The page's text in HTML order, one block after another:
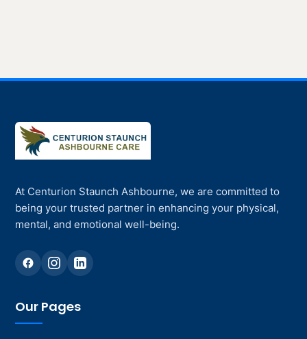
At Centurion Staunch Ashbourne, we are committed to
being your trusted partner in enhancing your physical,
mental, and emotional well-being.
Our Pages